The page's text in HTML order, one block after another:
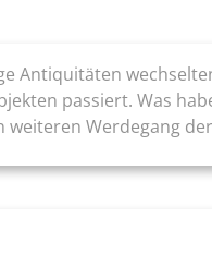
Antiquitäten
passiert. Was
Werdegang